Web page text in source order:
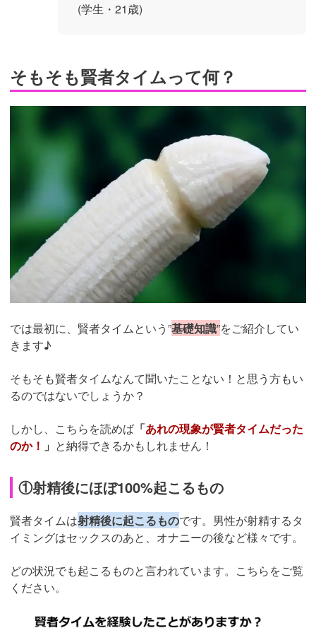
(学生・21歳)
そもそも賢者タイムって何？
では最初に、賢者タイムという”基礎知識”をご紹介してい
きます♪
そもそも賢者タイムなんて聞いたことない！と思う方もい
るのではないでしょうか？
しかし、こちらを読めば 「あれの現象が賢者タイムだった
のか！ 」 と納得できるかもしれません！
①射精後にほぼ100%起こるもの
賢者タイムは射精後に起こるものです。男性が射精するタ
イミングはセックスのあと、オナニーの後など様々です。
どの状況でも起こるものと言われています。こちらをご覧
ください。